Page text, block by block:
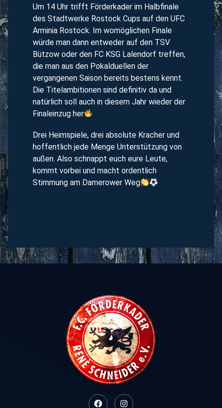
Um 14 Uhr trifft Förderkader im Halbfinale
des Stadtwerke Rostock Cups auf den UFC
Arminia Rostock. Im womöglichen Finale
würde man dann entweder auf den TSV
Bützow oder den FC KSG Lalendorf treffen,
die man aus den Pokalduellen der
vergangenen Saison bereits bestens kennt.
Die Titelambitionen sind definitiv da und
natürlich soll auch in diesem Jahr wieder der
Finaleinzug her
Drei Heimspiele, drei absolute Kracher und
hoffentlich jede Menge Unterstützung von
außen. Also schnappt euch eure Leute,
kommt vorbei und macht ordentlich
Stimmung am Damerower Weg